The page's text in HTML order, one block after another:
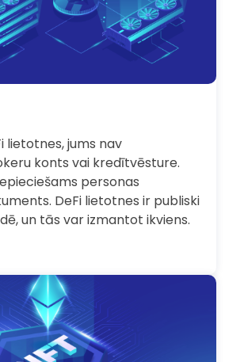
lietotnes, jums nav
konts vai kredītvēsture.
personas
DeFi lietotnes ir publiski
un tās var izmantot ikviens.